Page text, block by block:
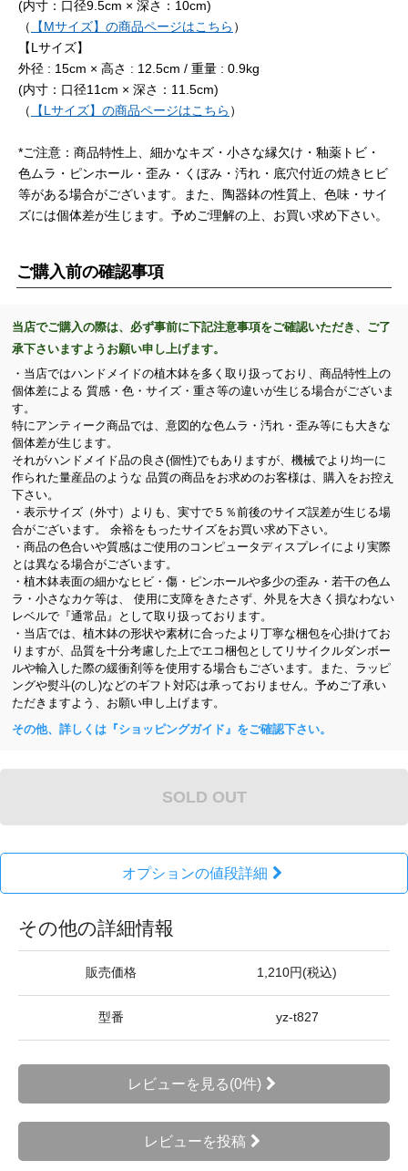
(内寸：口径9.5cm × 深さ：10cm)
（
【Mサイズ】の商品ページはこちら ）
【Lサイズ】
外径 : 15cm × 高さ : 12.5cm / 重量 : 0.9kg
(内寸：口径11cm × 深さ：11.5cm)
（
【Lサイズ】の商品ページはこちら ）
*ご注意：商品特性上、細かなキズ・小さな縁欠け・釉薬トビ・
色ムラ・ピンホール・歪み・くぼみ・汚れ・底穴付近の焼きヒビ
等がある場合がございます。また、陶器鉢の性質上、色味・サイ
ズには個体差が生じます。予めご理解の上、お買い求め下さい。
ご購入前の確認事項
当店でご購入の際は、必ず事前に下記注意事項をご確認いただき、ご了
承下さいますようお願い申し上げます。
・当店ではハンドメイドの植木鉢を多く取り扱っており、商品特性上の
個体差による 質感・色・サイズ・重さ等の違いが生じる場合がございま
す。
特にアンティーク商品では、意図的な色ムラ・汚れ・歪み等にも大きな
個体差が生じます。
それがハンドメイド品の良さ(個性)でもありますが、機械でより均一に
作られた量産品のような 品質の商品をお求めのお客様は、購入をお控え
下さい。
・表示サイズ（外寸）よりも、実寸で５％前後のサイズ誤差が生じる場
合がございます。 余裕をもったサイズをお買い求め下さい。
・商品の色合いや質感はご使用のコンピュータディスプレイにより実際
とは異なる場合がございます。
・植木鉢表面の細かなヒビ・傷・ピンホールや多少の歪み・若干の色ム
ラ・小さなカケ等は、 使用に支障をきたさず、外見を大きく損なわない
レベルで『通常品』として取り扱っております。
・当店では、植木鉢の形状や素材に合ったより丁寧な梱包を心掛けてお
りますが、品質を十分考慮した上でエコ梱包としてリサイクルダンボー
ルや輸入した際の緩衝剤等を使用する場合もございます。また、ラッピ
ングや熨斗(のし)などのギフト対応は承っておりません。予めご了承い
ただきますよう、お願い申し上げます。
その他、詳しくは『ショッピングガイド』をご確認下さい。
SOLD OUT
オプションの値段詳細
その他の詳細情報
販売価格 1,210円(税込)
型番 yz-t827
レビューを見る(0件)
レビューを投稿